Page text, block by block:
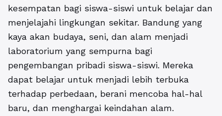
kesempatan bagi siswa-siswi untuk belajar dan
menjelajahi lingkungan sekitar. Bandung yang
kaya akan budaya, seni, dan alam menjadi
laboratorium yang sempurna bagi
pengembangan pribadi siswa-siswi. Mereka
dapat belajar untuk menjadi lebih terbuka
terhadap perbedaan, berani mencoba hal-hal
baru, dan menghargai keindahan alam.